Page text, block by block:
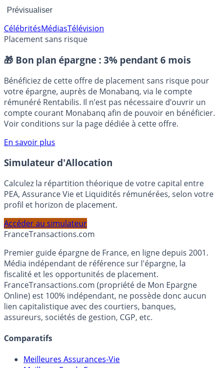
CélébritésMédias Télévision
Placement sans risque
🎁 Bon plan épargne : 3% pendant 6 mois
Bénéficiez de cette offre de placement sans risque pour
votre épargne, auprès de Monabanq, via le compte
rémunéré Rentabilis. Il n’est pas nécessaire d’ouvrir un
compte courant Monabanq afin de pouvoir en bénéficier.
Voir conditions sur la page dédiée à cette offre.
En savoir plus
Simulateur d'Allocation
Calculez la répartition théorique de votre capital entre
PEA, Assurance Vie et Liquidités rémunérées, selon votre
profil et horizon de placement.
Accéder au simulateur
FranceTransactions.com
Premier guide épargne de France, en ligne depuis 2001.
Média indépendant de référence sur l'épargne, la
fiscalité et les opportunités de placement.
FranceTransactions.com (propriété de Mon Epargne
Online) est 100% indépendant, ne possède donc aucun
lien capitalistique avec des courtiers, banques,